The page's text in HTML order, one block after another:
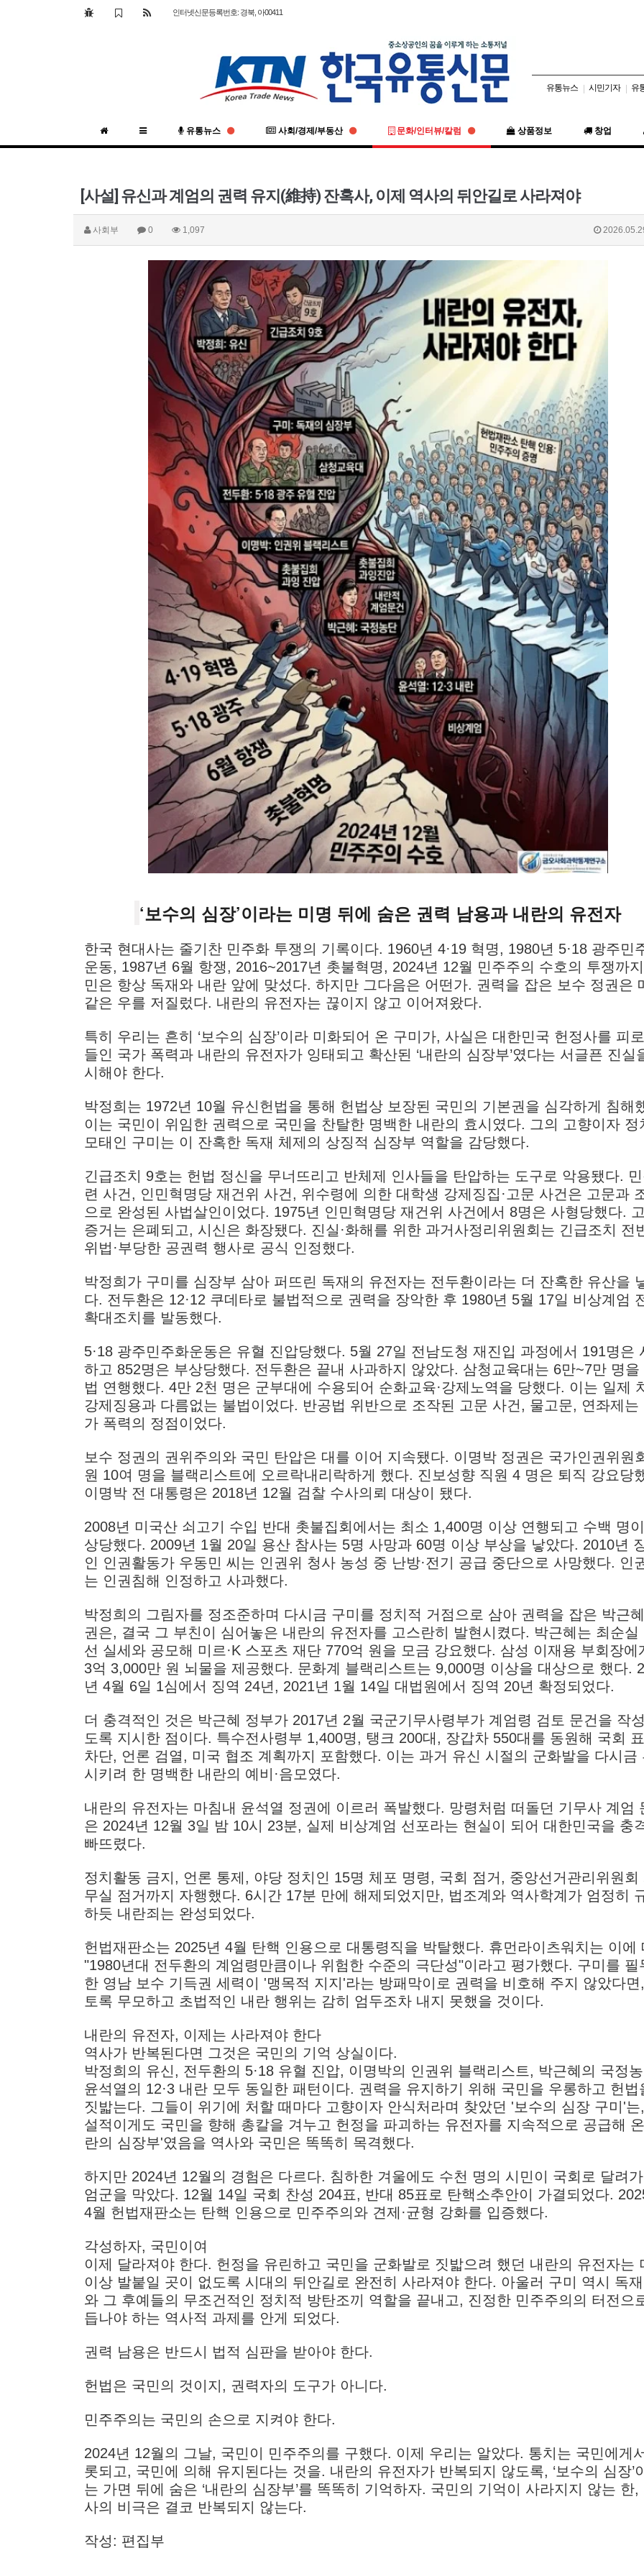
인터넷신문등록번호: 경북, 아00411
유통뉴스 | 시민기자 | 유
유통뉴스 사회/경제/부동산 문화/인터뷰/칼럼 상품정보 창업
[사설] 유신과 계엄의 권력 유지(維持) 잔혹사, 이제 역사의 뒤안길로 사라져야
사회부 0 1,097
‘보수의 심장’이라는 미명 뒤에 숨은 권력 남용과 내란의 유전자
한국 현대사는 줄기찬 민주화 투쟁의 기록이다. 1960년 4·19 혁명, 1980년 5·18 광주민
운동, 1987년 6월 항쟁, 2016~2017년 촛불혁명, 2024년 12월 민주주의 수호의 투쟁까
민은 항상 독재와 내란 앞에 맞섰다. 하지만 그다음은 어떤가. 권력을 잡은 보수 정권은
같은 우를 저질렀다. 내란의 유전자는 끊이지 않고 이어져왔다.
특히 우리는 흔히 ‘보수의 심장’이라 미화되어 온 구미가, 사실은 대한민국 헌정사를 피
들인 국가 폭력과 내란의 유전자가 잉태되고 확산된 ‘내란의 심장부’였다는 서글픈 진실
시해야 한다.
박정희는 1972년 10월 유신헌법을 통해 헌법상 보장된 국민의 기본권을 심각하게 침해
이는 국민이 위임한 권력으로 국민을 찬탈한 명백한 내란의 효시였다. 그의 고향이자 정
모태인 구미는 이 잔혹한 독재 체제의 상징적 심장부 역할을 감당했다.
긴급조치 9호는 헌법 정신을 무너뜨리고 반체제 인사들을 탄압하는 도구로 악용됐다.
련 사건, 인민혁명당 재건위 사건, 위수령에 의한 대학생 강제징집·고문 사건은 고문과
으로 완성된 사법살인이었다. 1975년 인민혁명당 재건위 사건에서 8명은 사형당했다.
증거는 은폐되고, 시신은 화장됐다. 진실·화해를 위한 과거사정리위원회는 긴급조치 전
위법·부당한 공권력 행사로 공식 인정했다.
박정희가 구미를 심장부 삼아 퍼뜨린 독재의 유전자는 전두환이라는 더 잔혹한 유산을
다. 전두환은 12·12 쿠데타로 불법적으로 권력을 장악한 후 1980년 5월 17일 비상계엄
확대조치를 발동했다.
5·18 광주민주화운동은 유혈 진압당했다. 5월 27일 전남도청 재진입 과정에서 191명은
하고 852명은 부상당했다. 전두환은 끝내 사과하지 않았다. 삼청교육대는 6만~7만 명을
법 연행했다. 4만 2천 명은 군부대에 수용되어 순화교육·강제노역을 당했다. 이는 일제
강제징용과 다름없는 불법이었다. 반공법 위반으로 조작된 고문 사건, 물고문, 연좌제는
가 폭력의 정점이었다.
보수 정권의 권위주의와 국민 탄압은 대를 이어 지속됐다. 이명박 정권은 국가인권위원
원 10여 명을 블랙리스트에 오르락내리락하게 했다. 진보성향 직원 4 명은 퇴직 강요당
이명박 전 대통령은 2018년 12월 검찰 수사의뢰 대상이 됐다.
2008년 미국산 쇠고기 수입 반대 촛불집회에서는 최소 1,400명 이상 연행되고 수백 명
상당했다. 2009년 1월 20일 용산 참사는 5명 사망과 60명 이상 부상을 낳았다. 2010년
인 인권활동가 우동민 씨는 인권위 청사 농성 중 난방·전기 공급 중단으로 사망했다. 인
는 인권침해 인정하고 사과했다.
박정희의 그림자를 정조준하며 다시금 구미를 정치적 거점으로 삼아 권력을 잡은 박근
권은, 결국 그 부친이 심어놓은 내란의 유전자를 고스란히 발현시켰다. 박근혜는 최순실
선 실세와 공모해 미르·K 스포츠 재단 770억 원을 모금 강요했다. 삼성 이재용 부회장에
3억 3,000만 원 뇌물을 제공했다. 문화계 블랙리스트는 9,000명 이상을 대상으로 했다.
년 4월 6일 1심에서 징역 24년, 2021년 1월 14일 대법원에서 징역 20년 확정되었다.
더 충격적인 것은 박근혜 정부가 2017년 2월 국군기무사령부가 계엄령 검토 문건을 작
도록 지시한 점이다. 특수전사령부 1,400명, 탱크 200대, 장갑차 550대를 동원해 국회
차단, 언론 검열, 미국 협조 계획까지 포함했다. 이는 과거 유신 시절의 군화발을 다시금
시키려 한 명백한 내란의 예비·음모였다.
내란의 유전자는 마침내 윤석열 정권에 이르러 폭발했다. 망령처럼 떠돌던 기무사 계엄
은 2024년 12월 3일 밤 10시 23분, 실제 비상계엄 선포라는 현실이 되어 대한민국을 충
빠뜨렸다.
정치활동 금지, 언론 통제, 야당 정치인 15명 체포 명령, 국회 점거, 중앙선거관리위원회
무실 점거까지 자행했다. 6시간 17분 만에 해제되었지만, 법조계와 역사학계가 엄정히
하듯 내란죄는 완성되었다.
헌법재판소는 2025년 4월 탄핵 인용으로 대통령직을 박탈했다. 휴먼라이츠워치는 이에
"1980년대 전두환의 계엄령만큼이나 위험한 수준의 극단성"이라고 평가했다. 구미를 필
한 영남 보수 기득권 세력이 '맹목적 지지'라는 방패막이로 권력을 비호해 주지 않았다면
토록 무모하고 초법적인 내란 행위는 감히 엄두조차 내지 못했을 것이다.
내란의 유전자, 이제는 사라져야 한다
역사가 반복된다면 그것은 국민의 기억 상실이다.
박정희의 유신, 전두환의 5·18 유혈 진압, 이명박의 인권위 블랙리스트, 박근혜의 국정
윤석열의 12·3 내란 모두 동일한 패턴이다. 권력을 유지하기 위해 국민을 우롱하고 헌법
짓밟는다. 그들이 위기에 처할 때마다 고향이자 안식처라며 찾았던 '보수의 심장 구미'는
설적이게도 국민을 향해 총칼을 겨누고 헌정을 파괴하는 유전자를 지속적으로 공급해
란의 심장부'였음을 역사와 국민은 똑똑히 목격했다.
하지만 2024년 12월의 경험은 다르다. 침하한 겨울에도 수천 명의 시민이 국회로 달려
엄군을 막았다. 12월 14일 국회 찬성 204표, 반대 85표로 탄핵소추안이 가결되었다.
4월 헌법재판소는 탄핵 인용으로 민주주의와 견제·균형 강화를 입증했다.
각성하자, 국민이여
이제 달라져야 한다. 헌정을 유린하고 국민을 군화발로 짓밟으려 했던 내란의 유전자는
이상 발붙일 곳이 없도록 시대의 뒤안길로 완전히 사라져야 한다. 아울러 구미 역시 독
와 그 후예들의 무조건적인 정치적 방탄조끼 역할을 끝내고, 진정한 민주주의의 터전으
듭나야 하는 역사적 과제를 안게 되었다.
권력 남용은 반드시 법적 심판을 받아야 한다.
헌법은 국민의 것이지, 권력자의 도구가 아니다.
민주주의는 국민의 손으로 지켜야 한다.
2024년 12월의 그날, 국민이 민주주의를 구했다. 이제 우리는 알았다. 통치는 국민에게
롯되고, 국민에 의해 유지된다는 것을. 내란의 유전자가 반복되지 않도록, ‘보수의 심장’
는 가면 뒤에 숨은 ‘내란의 심장부’를 똑똑히 기억하자. 국민의 기억이 사라지지 않는 한,
사의 비극은 결코 반복되지 않는다.
작성: 편집부